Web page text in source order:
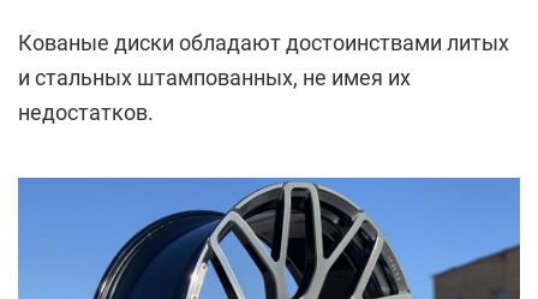
Кованые диски обладают достоинствами литых
и стальных штампованных, не имея их
недостатков.